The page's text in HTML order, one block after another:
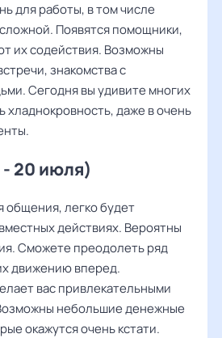
для работы, в том числе
Появятся помощники,
их содействия. Возможны
знакомства с
Сегодня вы удивите многих
хладнокровность, даже в очень
20 июля)
общения, легко будет
действиях. Вероятны
Сможете преодолеть ряд
движению вперед.
вас привлекательными
небольшие денежные
окажутся очень кстати.